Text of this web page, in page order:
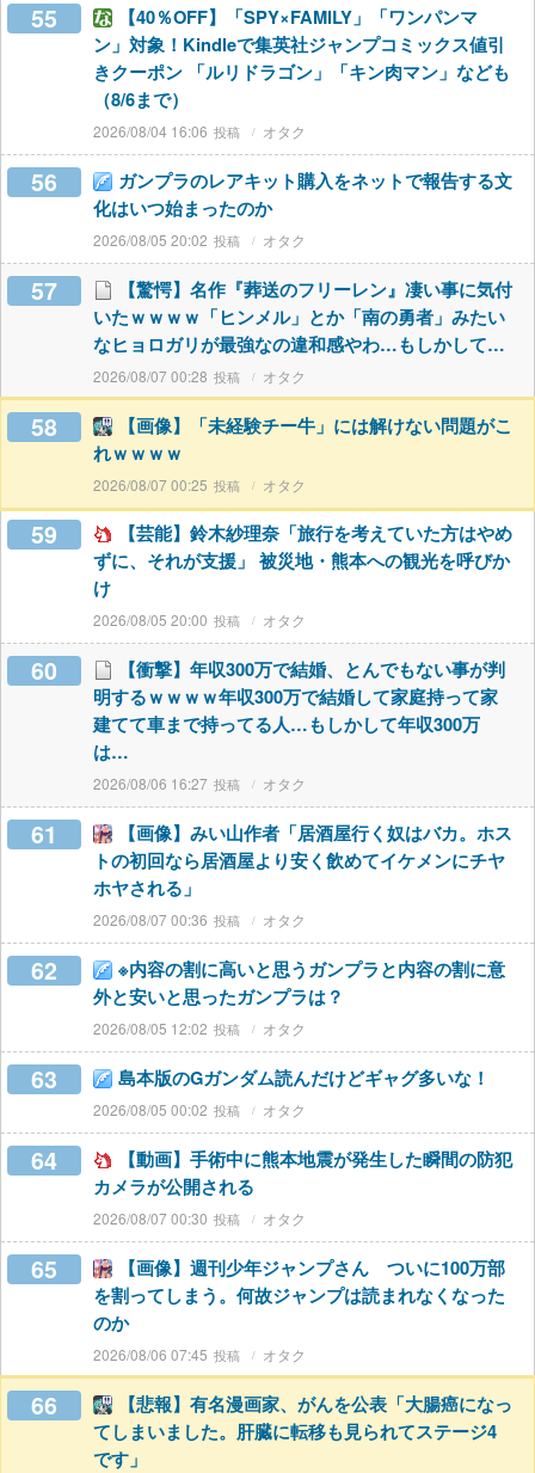
55
【40％OFF】「SPY×FAMILY」「ワンパンマ
ン」対象！Kindleで集英社ジャンプコミックス値引
きクーポン 「ルリドラゴン」「キン肉マン」なども
（8/6まで）
2026/08/04 16:06 オタク
56
ガンプラのレアキット購入をネットで報告する文
化はいつ始まったのか
2026/08/05 20:02 オタク
57
【驚愕】名作『葬送のフリーレン』凄い事に気付
いたｗｗｗｗ「ヒンメル」とか「南の勇者」みたい
なヒョロガリが最強なの違和感やわ…もしかして…
2026/08/07 00:28 オタク
58
【画像】「未経験チー牛」には解けない問題がこ
れｗｗｗｗ
2026/08/07 00:25 オタク
59
【芸能】鈴木紗理奈「旅行を考えていた方はやめ
ずに、それが支援」 被災地・熊本への観光を呼びか
け
2026/08/05 20:00 オタク
60
【衝撃】年収300万で結婚、とんでもない事が判
明するｗｗｗｗ年収300万で結婚して家庭持って家
建てて車まで持ってる人…もしかして年収300万
は…
2026/08/06 16:27 オタク
61
【画像】みい山作者「居酒屋行く奴はバカ。ホス
トの初回なら居酒屋より安く飲めてイケメンにチヤ
ホヤされる」
2026/08/07 00:36 オタク
62
※内容の割に高いと思うガンプラと内容の割に意
外と安いと思ったガンプラは？
2026/08/05 12:02 オタク
63 島本版のGガンダム読んだけどギャグ多いな！
2026/08/05 00:02 オタク
64
【動画】手術中に熊本地震が発生した瞬間の防犯
カメラが公開される
2026/08/07 00:30 オタク
65
【画像】週刊少年ジャンプさん ついに100万部
を割ってしまう。何故ジャンプは読まれなくなった
のか
2026/08/06 07:45 オタク
66
【悲報】有名漫画家、がんを公表「大腸癌になっ
てしまいました。肝臓に転移も見られてステージ4
です」